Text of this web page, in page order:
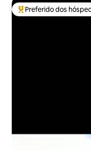
Entre os melhores
Preferido dos